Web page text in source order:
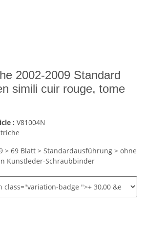
2002-2009 Standard
simili cuir rouge, tome
: V81004N
> 69 Blatt > Standardausführung > ohne
Kunstleder-Schraubbinder